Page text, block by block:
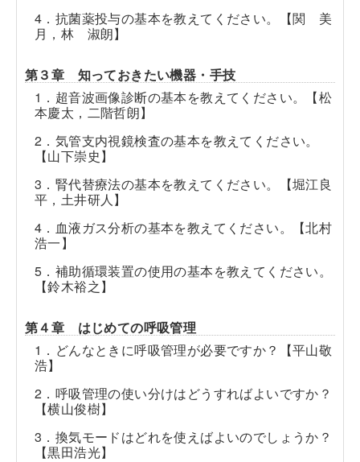
4．抗菌薬投与の基本を教えてください。【関 美
月，林 淑朗】
第３章 知っておきたい機器・手技
1．超音波画像診断の基本を教えてください。【松
本慶太，二階哲朗】
2．気管支内視鏡検査の基本を教えてください。
【山下崇史】
3．腎代替療法の基本を教えてください。【堀江良
平，土井研人】
4．血液ガス分析の基本を教えてください。【北村
浩一】
5．補助循環装置の使用の基本を教えてください。
【鈴木裕之】
第４章 はじめての呼吸管理
1．どんなときに呼吸管理が必要ですか？【平山敬
浩】
2．呼吸管理の使い分けはどうすればよいですか？
【横山俊樹】
3．換気モードはどれを使えばよいのでしょうか？
【黒田浩光】